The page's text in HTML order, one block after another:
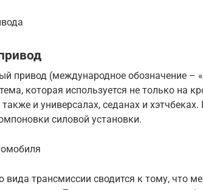
привод (международное обозначение –
которая используется не только на
и универсалах, седанах и хэтчбеках.
силовой установки.
вида трансмиссии сводится к тому, что